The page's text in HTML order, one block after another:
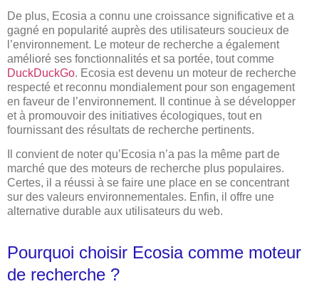
De plus, Ecosia a connu une croissance significative et a
gagné en popularité auprès des utilisateurs soucieux de
l’environnement. Le moteur de recherche a également
amélioré ses fonctionnalités et sa portée, tout comme
DuckDuckGo. Ecosia est devenu un moteur de recherche
respecté et reconnu mondialement pour son engagement
en faveur de l’environnement. Il continue à se développer
et à promouvoir des initiatives écologiques, tout en
fournissant des résultats de recherche pertinents.
Il convient de noter qu’Ecosia n’a pas la même part de
marché que des moteurs de recherche plus populaires.
Certes, il a réussi à se faire une place en se concentrant
sur des valeurs environnementales. Enfin, il offre une
alternative durable aux utilisateurs du web.
Pourquoi choisir Ecosia comme moteur
de recherche ?